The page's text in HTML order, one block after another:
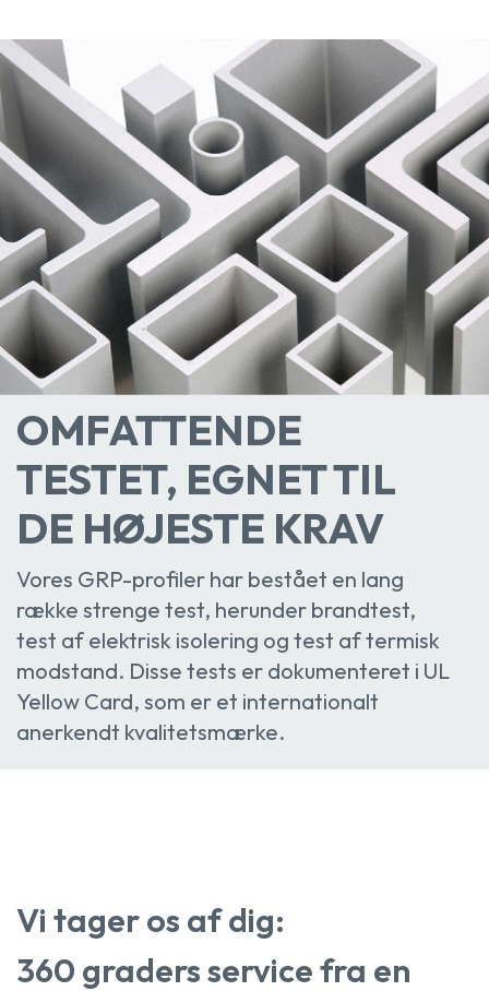
OMFATTENDE
TESTET, EGNET TIL
DE HØJESTE KRAV
Vores GRP-profiler har bestået en lang
række strenge test, herunder brandtest,
test af elektrisk isolering og test af termisk
modstand. Disse tests er dokumenteret i UL
Yellow Card, som er et internationalt
anerkendt kvalitetsmærke.
Vi tager os af dig:
360 graders service fra en